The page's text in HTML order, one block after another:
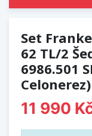
Set
62 TL/2
6986.501
Celonerez)
11 990